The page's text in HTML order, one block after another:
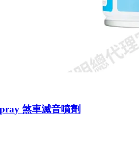
煞車滅音噴劑